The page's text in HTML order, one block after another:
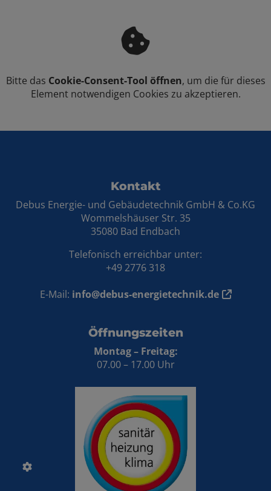
Bitte das Cookie-Consent-Tool öffnen, um die für dieses
Element notwendigen Cookies zu akzeptieren.
Kontakt
Debus Energie- und Gebäudetechnik GmbH & Co.KG
Wommelshäuser Str. 35
35080 Bad Endbach
Telefonisch erreichbar unter:
+49 2776 318
E-Mail: info@debus-energietechnik.de
Öffnungszeiten
Montag – Freitag:
07.00 – 17.00 Uhr